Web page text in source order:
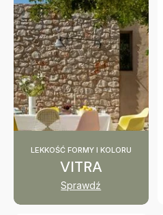
LEKKOŚĆ FORMY I KOLORU
VITRA
Sprawdź